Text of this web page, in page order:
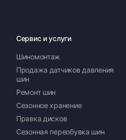
Сервис и услуги
Шиномонтаж
Продажа датчиков давления
шин
Ремонт шин
Сезонное хранение
Правка дисков
Сезонная переобувка шин